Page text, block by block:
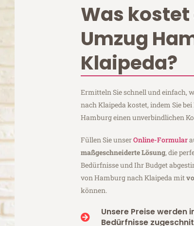
Was kostet
Umzug
Klaipeda?
Ermitteln Sie schnell und einfach,
nach Klaipeda kostet, indem Sie
Hamburg einen unverbindlichen
Füllen Sie unserOnline-Formular
maßgeschneiderte Lösung, die
Bedürfnisse und Ihr Budget
von Hamburg nach Klaipeda mit
können.
Unsere Preise werden
Bedürfnisse